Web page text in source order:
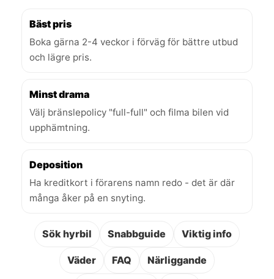
Bäst pris
Boka gärna 2-4 veckor i förväg för bättre utbud
och lägre pris.
Minst drama
Välj bränslepolicy "full-full" och filma bilen vid
upphämtning.
Deposition
Ha kreditkort i förarens namn redo - det är där
många åker på en snyting.
Sök hyrbil Snabbguide Viktig info
Väder FAQ Närliggande